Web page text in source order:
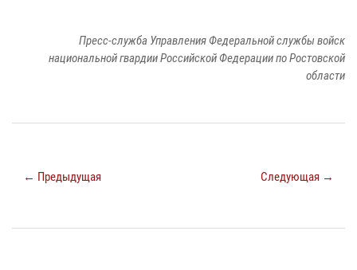
Пресс-служба Управления Федеральной службы войск
национальной гвардии Российской Федерации по Ростовской
области
← Предыдущая Следующая →